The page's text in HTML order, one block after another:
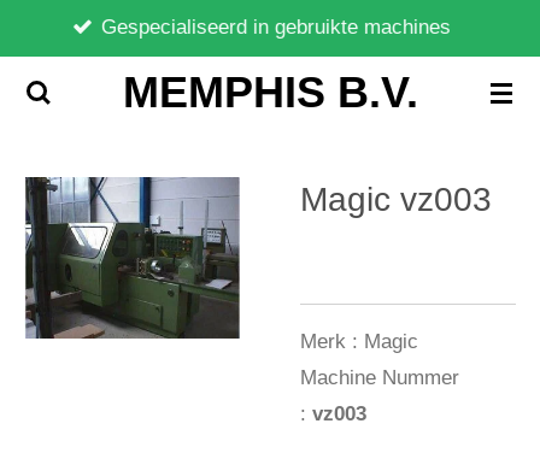
direct
naar
hoofdinhoud
MEMPHIS B.V.
Gespecialiseerd in gebruikte machines
Magic vz003
Merk : Magic
Machine Nummer
: vz003